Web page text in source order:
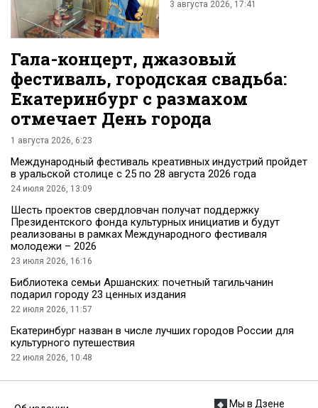
3 августа 2026, 17:41
Гала-концерт, джазовый
фестиваль, городская свадьба:
Екатеринбург с размахом
отмечает День города
1 августа 2026, 6:23
Международный фестиваль креативных индустрий пройдет
в уральской столице с 25 по 28 августа 2026 года
24 июля 2026, 13:09
Шесть проектов свердловчан получат поддержку
Президентского фонда культурных инициатив и будут
реализованы в рамках Международного фестиваля
молодежи – 2026
23 июля 2026, 16:16
Библиотека семьи Аршанских: почетный тагильчанин
подарил городу 23 ценных издания
22 июля 2026, 11:57
Екатеринбург назван в числе лучших городов России для
культурного путешествия
22 июля 2026, 10:48
Мы в Дзене